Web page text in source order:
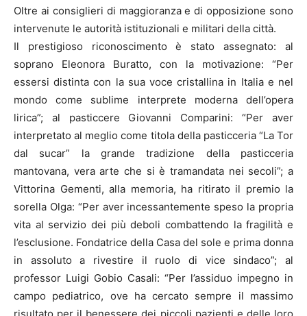
Oltre ai consiglieri di maggioranza e di opposizione sono
intervenute le autorità istituzionali e militari della città.
Il prestigioso riconoscimento è stato assegnato: al
soprano Eleonora Buratto, con la motivazione: “Per
essersi distinta con la sua voce cristallina in Italia e nel
mondo come sublime interprete moderna dell’opera
lirica”; al pasticcere Giovanni Comparini: “Per aver
interpretato al meglio come titola della pasticceria “La Tor
dal sucar” la grande tradizione della pasticceria
mantovana, vera arte che si è tramandata nei secoli”; a
Vittorina Gementi, alla memoria, ha ritirato il premio la
sorella Olga: “Per aver incessantemente speso la propria
vita al servizio dei più deboli combattendo la fragilità e
l’esclusione. Fondatrice della Casa del sole e prima donna
in assoluto a rivestire il ruolo di vice sindaco”; al
professor Luigi Gobio Casali: “Per l’assiduo impegno in
campo pediatrico, ove ha cercato sempre il massimo